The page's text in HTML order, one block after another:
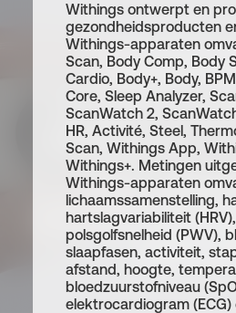
Withings ontwerpt en
gezondheidsproducten
Withings-apparaten
Scan, Body Comp, Body
Cardio, Body+, Body,
Core, Sleep Analyzer,
ScanWatch 2,
HR, Activité, Steel,
Scan, Withings App,
Withings+. Metingen
Withings-apparaten
lichaamssamenstelling,
hartslagvariabiliteit (HRV),
polsgolfsnelheid (PWV),
slaapfasen, activiteit,
afstand, hoogte,
bloedzuurstofniveau
elektrocardiogram
BeamO
MultiScan™
voor
gezins- en